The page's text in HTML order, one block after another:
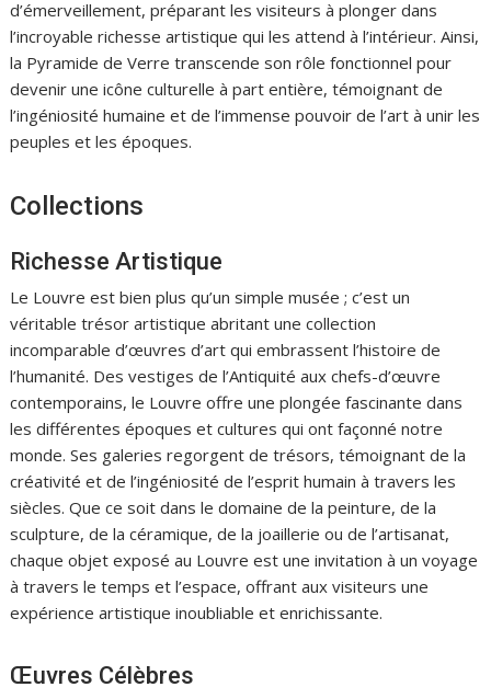
d’émerveillement, préparant les visiteurs à plonger dans
l’incroyable richesse artistique qui les attend à l’intérieur. Ainsi,
la Pyramide de Verre transcende son rôle fonctionnel pour
devenir une icône culturelle à part entière, témoignant de
l’ingéniosité humaine et de l’immense pouvoir de l’art à unir les
peuples et les époques.
Collections
Richesse Artistique
Le Louvre est bien plus qu’un simple musée ; c’est un
véritable trésor artistique abritant une collection
incomparable d’œuvres d’art qui embrassent l’histoire de
l’humanité. Des vestiges de l’Antiquité aux chefs-d’œuvre
contemporains, le Louvre offre une plongée fascinante dans
les différentes époques et cultures qui ont façonné notre
monde. Ses galeries regorgent de trésors, témoignant de la
créativité et de l’ingéniosité de l’esprit humain à travers les
siècles. Que ce soit dans le domaine de la peinture, de la
sculpture, de la céramique, de la joaillerie ou de l’artisanat,
chaque objet exposé au Louvre est une invitation à un voyage
à travers le temps et l’espace, offrant aux visiteurs une
expérience artistique inoubliable et enrichissante.
Œuvres Célèbres